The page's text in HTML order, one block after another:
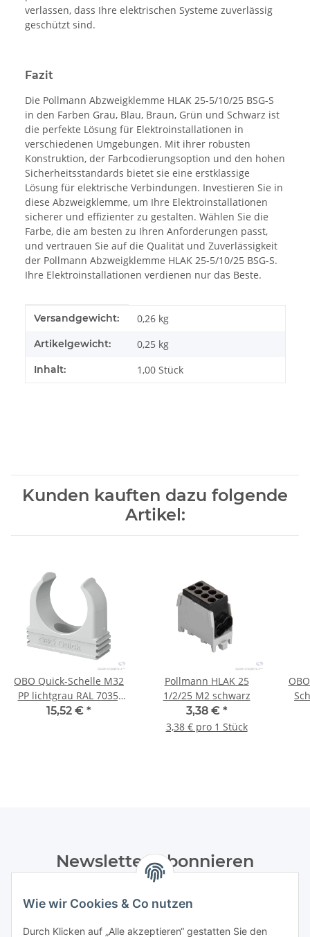
Wie wir Cookies & Co nutzen
Durch Klicken auf „Alle akzeptieren“ gestatten Sie den
verlassen, dass Ihre elektrischen Systeme zuverlässig
geschützt sind.
Fazit
Die Pollmann Abzweigklemme HLAK 25-5/10/25 BSG-S
in den Farben Grau, Blau, Braun, Grün und Schwarz ist
die perfekte Lösung für Elektroinstallationen in
verschiedenen Umgebungen. Mit ihrer robusten
Konstruktion, der Farbcodierungsoption und den hohen
Sicherheitsstandards bietet sie eine erstklassige
Lösung für elektrische Verbindungen. Investieren Sie in
diese Abzweigklemme, um Ihre Elektroinstallationen
sicherer und effizienter zu gestalten. Wählen Sie die
Farbe, die am besten zu Ihren Anforderungen passt,
und vertrauen Sie auf die Qualität und Zuverlässigkeit
der Pollmann Abzweigklemme HLAK 25-5/10/25 BSG-S.
Ihre Elektroinstallationen verdienen nur das Beste.
Produkteigenschaft
Wert
Versandgewicht: 0,26 kg
Artikelgewicht: 0,25 kg
Inhalt: 1,00 Stück
Kunden kauften dazu folgende
Artikel:
OBO Quick-Schelle M32
PP lichtgrau RAL 7035,
50 Stück
15,52 € *
Pollmann HLAK 25
1/2/25 M2 schwarz
3,38 € *
3,38 € pro 1 Stück
Newsletter Abonnieren
Datenschutzerklärungregelmäßig und jederzeit widerruflich